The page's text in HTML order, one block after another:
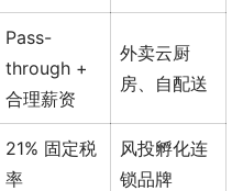
Pass-
through +
合理薪资
外卖云厨
房、自配送
21% 固定税
率
风投孵化连
锁品牌